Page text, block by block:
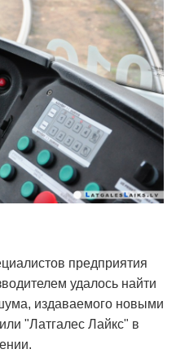
предприятия
удалось найти
издаваемого новыми
"Латгалес Лайкс" в